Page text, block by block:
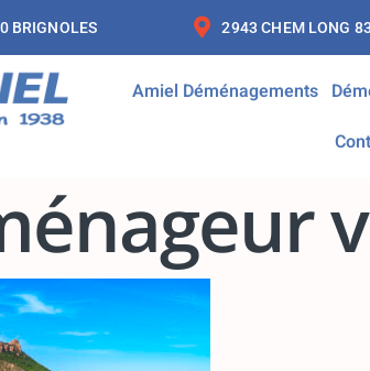
BRIGNOLES 2943 CHEM LONG
Amiel Déménagements